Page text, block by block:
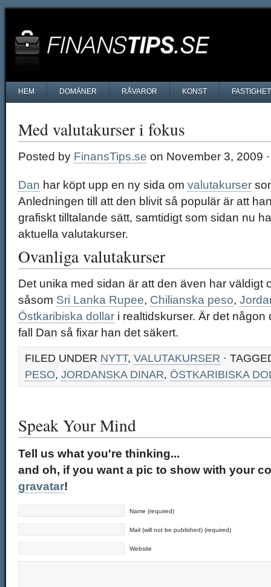
HEM DOMÄNER RÅVAROR KONST
Med valutakurser i fokus
Posted by FinansTips.se on November 3, 2009
Dan har köpt upp en ny sida om valutakurser
Anledningen till att den blivit så populär är att
grafiskt tilltalande sätt, samtidigt som sidan nu
aktuella valutakurser.
Ovanliga valutakurser
Det unika med sidan är att den även har väldigt
såsom Sri Lanka Rupee, Chilianska peso,
Östkaribiska dollar i realtidskurser. Är det
fall Dan så fixar han det säkert.
FILED UNDER NYTT, VALUTAKURSER ·
PESO, JORDANSKA DINAR, ÖSTKARIBISKA
Speak Your Mind
Tell us what you're thinking...
and oh, if you want a pic to show with your
gravatar!
Name (required)
Mail (will not be published) (required)
Website